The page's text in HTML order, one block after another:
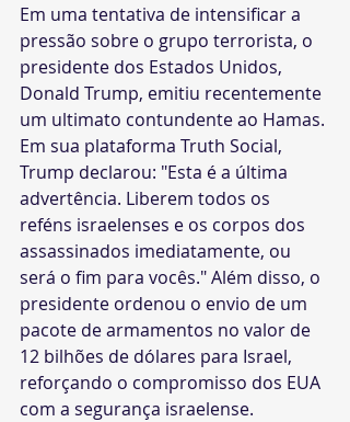
Em uma tentativa de intensificar a
pressão sobre o grupo terrorista, o
presidente dos Estados Unidos,
Donald Trump, emitiu recentemente
um ultimato contundente ao Hamas.
Em sua plataforma Truth Social,
Trump declarou: "Esta é a última
advertência. Liberem todos os
reféns israelenses e os corpos dos
assassinados imediatamente, ou
será o fim para vocês." Além disso, o
presidente ordenou o envio de um
pacote de armamentos no valor de
12 bilhões de dólares para Israel,
reforçando o compromisso dos EUA
com a segurança israelense.